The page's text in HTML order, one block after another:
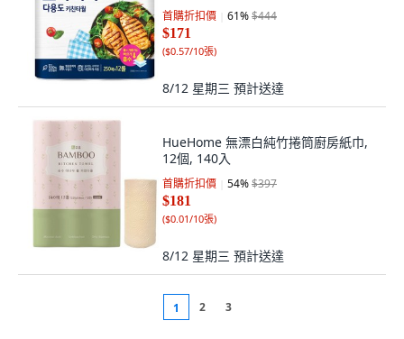
首購折扣價 61%$444
$171
($0.57/10張)
8/12 星期三 預計送達
HueHome 無漂白純竹捲筒廚房紙巾,
12個, 140入
首購折扣價 54%$397
$181
($0.01/10張)
8/12 星期三 預計送達
1 2 3